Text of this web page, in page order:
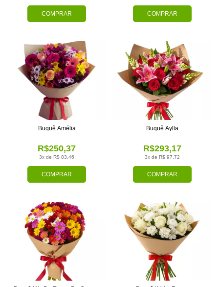
COMPRAR COMPRAR
COMPRAR
3x de R$ 83,46
R$250,37
Buquê Amélia
COMPRAR
3x de R$ 97,72
R$293,17
Buquê Aylla